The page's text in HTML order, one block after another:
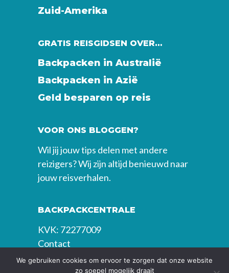
Zuid-Amerika
GRATIS REISGIDSEN OVER…
Backpacken in Australië
Backpacken in Azië
Geld besparen op reis
VOOR ONS BLOGGEN?
Wil jij jouw tips delen met andere
reizigers? Wij zijn altijd benieuwd naar
jouw reisverhalen.
BACKPACKCENTRALE
KVK: 72277009
Contact
We gebruiken cookies om ervoor te zorgen dat onze website
zo soepel mogelijk draait